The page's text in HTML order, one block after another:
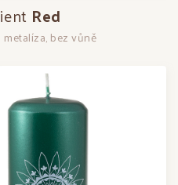
Red
metalíza, bez vůně